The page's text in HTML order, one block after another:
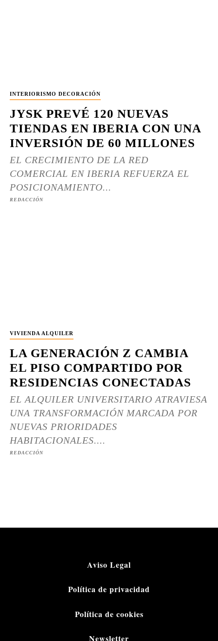
INTERIORISMO DECORACIÓN
JYSK PREVÉ 120 NUEVAS
TIENDAS EN IBERIA CON UNA
INVERSIÓN DE 60 MILLONES
EL CRECIMIENTO DE LA RED
COMERCIAL EN IBERIA REFUERZA EL
POSICIONAMIENTO...
REDACCIÓN
VIVIENDA ALQUILER
LA GENERACIÓN Z CAMBIA
EL PISO COMPARTIDO POR
RESIDENCIAS CONECTADAS
EL ALQUILER UNIVERSITARIO ATRAVIESA
UNA TRANSFORMACIÓN MARCADA POR
NUEVAS PRIORIDADES
HABITACIONALES....
REDACCIÓN
Aviso Legal
Política de privacidad
Política de cookies
Newsletter